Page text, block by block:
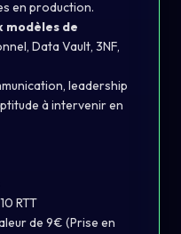
en production.
modèles de
Data Vault, 3NF,
leadership
à intervenir en
RTT
de 9€ (Prise en